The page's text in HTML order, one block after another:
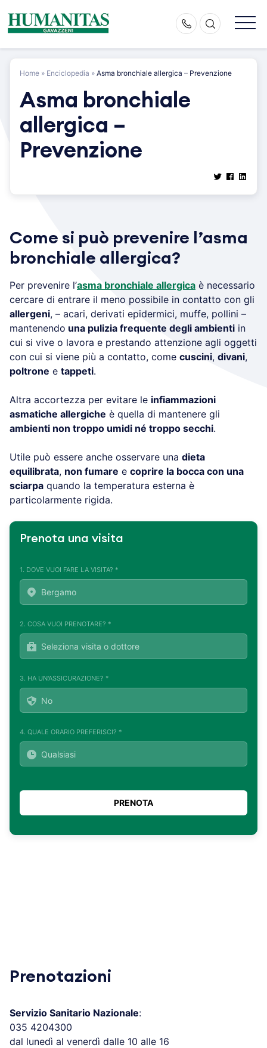
content
Home » Enciclopedia » Asma bronchiale allergica – Prevenzione
Asma bronchiale
allergica –
Prevenzione
Come si può prevenire l’asma
bronchiale allergica?
Per prevenire l’asma bronchiale allergica è necessario
cercare di entrare il meno possibile in contatto con gli
allergeni, – acari, derivati epidermici, muffe, pollini –
mantenendo una pulizia frequente degli ambienti in
cui si vive o lavora e prestando attenzione agli oggetti
con cui si viene più a contatto, come cuscini, divani,
poltrone e tappeti.
Altra accortezza per evitare le infiammazioni
asmatiche allergiche è quella di mantenere gli
ambienti non troppo umidi né troppo secchi.
Utile può essere anche osservare una dieta
equilibrata, non fumare e coprire la bocca con una
sciarpa quando la temperatura esterna è
particolarmente rigida.
Prenota una visita
1. DOVE VUOI FARE LA VISITA? *
2. COSA VUOI PRENOTARE? *
3. HA UN'ASSICURAZIONE? *
4. QUALE ORARIO PREFERISCI? *
Prenotazioni
Servizio Sanitario Nazionale:
035 4204300
dal lunedì al venerdì dalle 10 alle 16